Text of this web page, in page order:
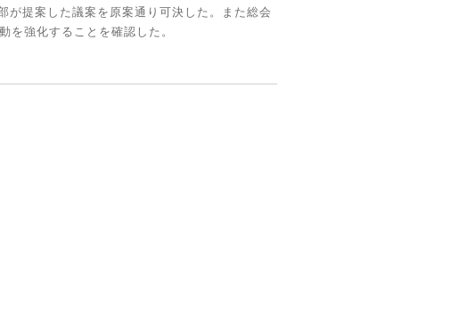
が提案した議案を原案通り可決した。また総会
動を強化することを確認した。